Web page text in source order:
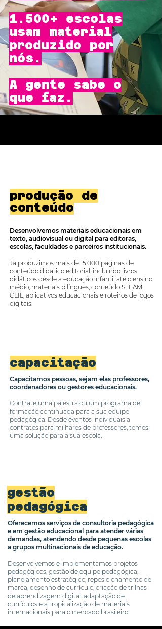
1.500+ escolas
usam material
produzido por
nós.
A gente sabe o
que faz.
produção de
conteúdo
Desenvolvemos materiais educacionais em
texto, audiovisual ou digital para editoras,
escolas, faculdades e parceiros institucionais.
Já produzimos mais de 15.000 páginas de
conteúdo didático editorial, incluindo livros
didáticos desde a educação infantil até o ensino
médio, materiais bilíngues, conteúdo STEAM,
CLIL, aplicativos educacionais e roteiros de jogos
digitais.
capacitação
Capacitamos pessoas, sejam elas professores,
coordenadores ou gestores educacionais.
Contrate uma palestra ou um programa de
formação continuada para a sua equipe
pedagógica. Desde eventos individuais a
contratos para milhares de professores, temos
uma solução para a sua escola.
gestão
pedagógica
Oferecemos serviços de consultoria pedagógica
e em gestão educacional para atender várias
demandas, atendendo desde pequenas escolas
a grupos multinacionais de educação.
Desenvolvemos e implementamos projetos
pedagógicos, gestão de equipe pedagógica,
planejamento estratégico, reposicionamento de
marca, desenho de currículo, criação de trilhas
de aprendizagem digital, adaptação de
currículos e a tropicalização de materiais
internacionais para o mercado brasileiro.